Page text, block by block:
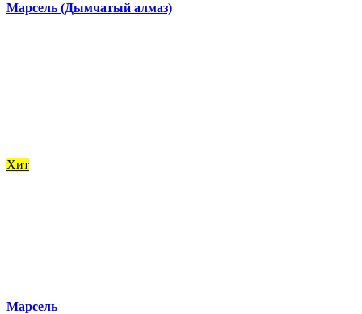
Марсель (Дымчатый алмаз)
Хит
Марсель